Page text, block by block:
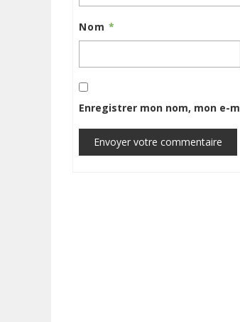
Nom *
Enregistrer mon nom, mon e-
Envoyer votre commentaire